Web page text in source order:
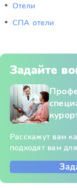
Отели
СПА отели
Задайте
Расскажут вам
подходят вам